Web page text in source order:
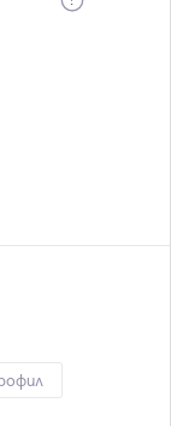
church and
around the
is unique.